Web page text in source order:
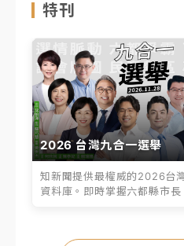
特刊
2026 台灣九合一選舉
知新聞提供最權威的2026台
資料庫。即時掌握六都縣市